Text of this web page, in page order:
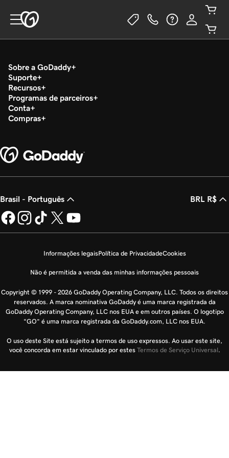
Sobre a GoDaddy
Suporte
Recursos
Programas de parceiros
Conta
Compras
Brasil - Português BRL R$
Informações legaisPolítica de PrivacidadeCookies
Não é permitida a venda das minhas informações pessoais
Copyright © 1999 - 2026 GoDaddy Operating Company, LLC. Todos os direitos
reservados. A marca nominativa GoDaddy é uma marca registrada da
GoDaddy Operating Company, LLC nos EUA e em outros países. O logotipo
“GO” é uma marca registrada da GoDaddy.com, LLC nos EUA.
O uso deste Site está sujeito a termos de uso expressos. Ao usar este site,
você concorda em estar vinculado por estes Termos de Serviço Universal.